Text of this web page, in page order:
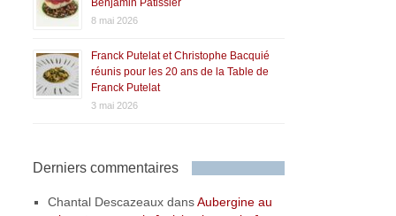
8 mai 2026
Franck Putelat et Christophe Bacquié
réunis pour les 20 ans de la Table de
Franck Putelat
3 mai 2026
Derniers commentaires
Chantal Descazeaux dansAubergine au